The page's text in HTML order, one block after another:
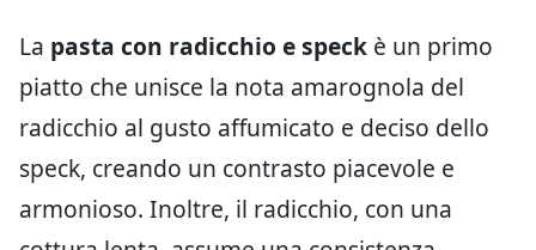
La pasta con radicchio e speck è un primo
piatto che unisce la nota amarognola del
radicchio al gusto affumicato e deciso dello
speck, creando un contrasto piacevole e
armonioso. Inoltre, il radicchio, con una